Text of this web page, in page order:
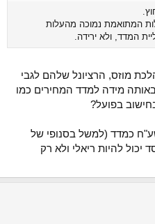
המתואמת נמוכה מהעלות
המדד, ולא ירידה.
מוזס, הרציונל שלהם לגבי
באותה מידה למדד המחירים כמו
בפועל?
כמדד (למשל בסנופי של
להיות ריאלי ולא רק